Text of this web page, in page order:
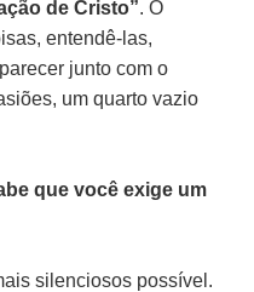
de Cristo”. O
entendê-las,
junto com o
um quarto vazio
que você exige um
silenciosos possível.